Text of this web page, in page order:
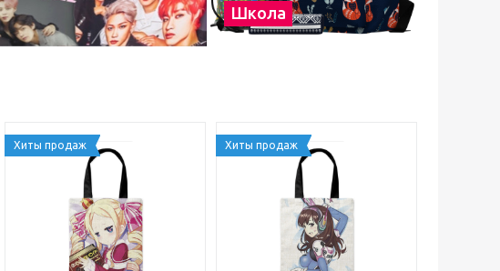
Школа
Хиты продаж Хиты продаж